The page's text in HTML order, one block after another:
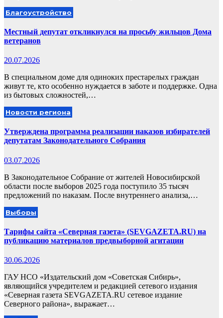
Благоустройство
Местный депутат откликнулся на просьбу жильцов Дома
ветеранов
20.07.2026
В специальном доме для одиноких престарелых граждан
живут те, кто особенно нуждается в заботе и поддержке. Одна
из бытовых сложностей,…
Новости региона
Утверждена программа реализации наказов избирателей
депутатам Законодательного Собрания
03.07.2026
В Законодательное Собрание от жителей Новосибирской
области после выборов 2025 года поступило 35 тысяч
предложений по наказам. После внутреннего анализа,…
Выборы
Тарифы сайта «Северная газета» (SEVGAZETA.RU) на
публикацию материалов предвыборной агитации
30.06.2026
ГАУ НСО «Издательский дом «Советская Сибирь»,
являющийся учредителем и редакцией сетевого издания
«Северная газета SEVGAZETA.RU сетевое издание
Северного района», выражает…